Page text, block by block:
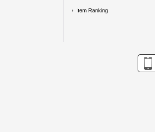
Item Ranking